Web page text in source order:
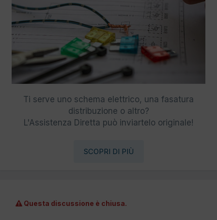
Ti serve uno schema elettrico, una fasatura
distribuzione o altro?
L'Assistenza Diretta può inviartelo originale!
SCOPRI DI PIÙ
Questa discussione è chiusa.